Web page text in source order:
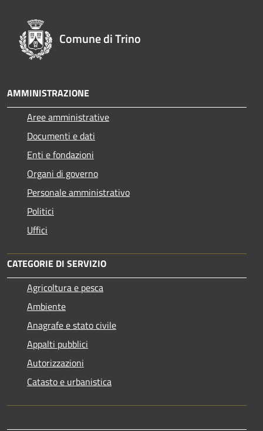
Comune di Trino
AMMINISTRAZIONE
Aree amministrative
Documenti e dati
Enti e fondazioni
Organi di governo
Personale amministrativo
Politici
Uffici
CATEGORIE DI SERVIZIO
Agricoltura e pesca
Ambiente
Anagrafe e stato civile
Appalti pubblici
Autorizzazioni
Catasto e urbanistica